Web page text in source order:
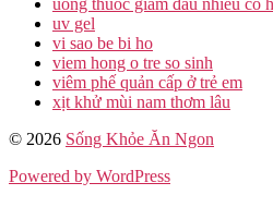
uv gel
vi sao be bi ho
viem hong o tre so sinh
viêm phế quản cấp ở trẻ em
xịt khử mùi nam thơm lâu
© 2026 Sống Khỏe Ăn Ngon
Powered by WordPress